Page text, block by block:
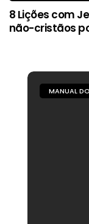
8 Lições com
não-cristãos
MANUAL